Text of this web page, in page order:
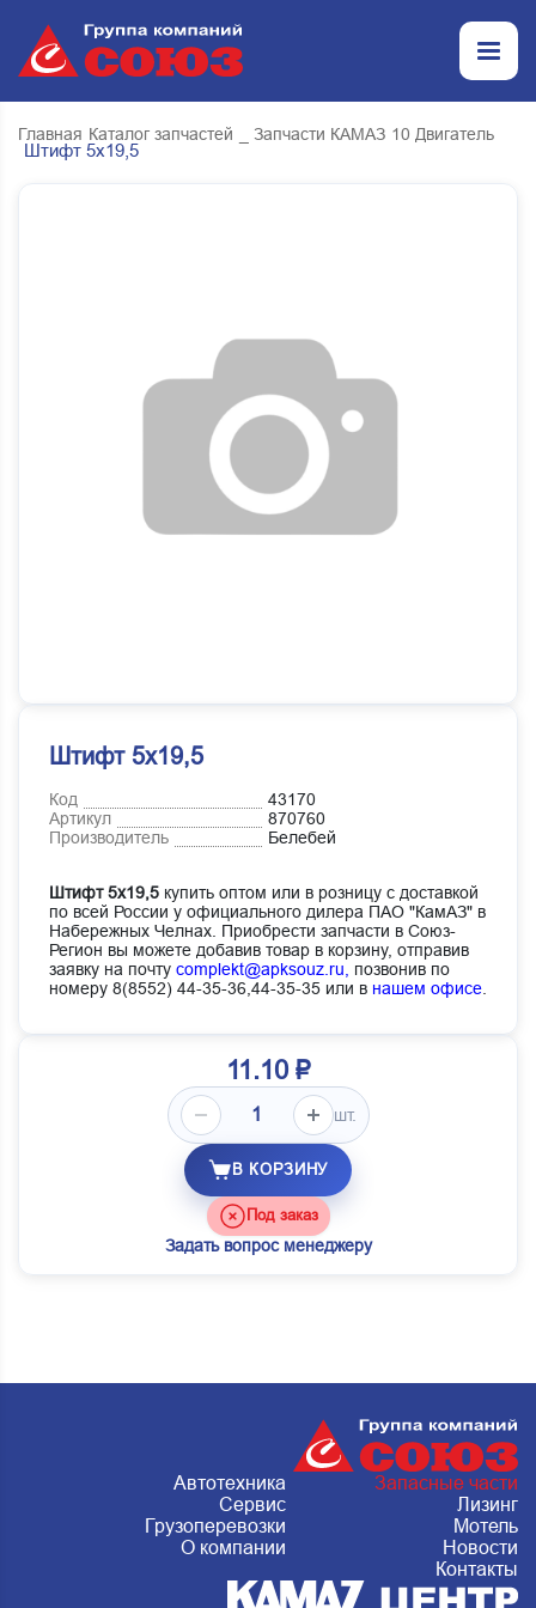
Главная Каталог запчастей _ Запчасти КАМАЗ 10 Двигатель
Штифт 5х19,5
Штифт 5х19,5
Код
43170
Артикул
870760
Производитель
Белебей
Штифт 5х19,5 купить оптом или в розницу с доставкой
по всей России у официального дилера ПАО "КамАЗ" в
Набережных Челнах. Приобрести запчасти в Союз-
Регион вы можете добавив товар в корзину, отправив
заявку на почту complekt@apksouz.ru,
позвонив по
номеру 8(8552) 44-35-36,44-35-35 или в нашем офисе
11.10 ₽
шт.
В КОРЗИНУ
Под заказ
Задать вопрос менеджеру
Автотехника
Запасные части
Сервис
Лизинг
Грузоперевозки
Мотель
О компании
Новости
Контакты